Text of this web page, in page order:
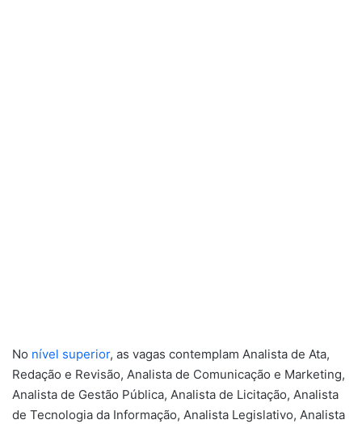
No nível superior, as vagas contemplam Analista de Ata,
Redação e Revisão, Analista de Comunicação e Marketing,
Analista de Gestão Pública, Analista de Licitação, Analista
de Tecnologia da Informação, Analista Legislativo, Analista